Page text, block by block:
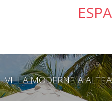
VILLA MODERNE A ALTEA